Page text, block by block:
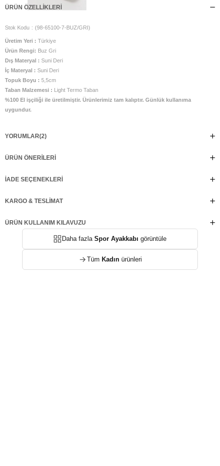
ÜRÜN ÖZELLIKLERI
Stok Kodu (98-65100-7-BUZ/GRI)
Üretim Yeri : Türkiye
Ürün Rengi: Buz Gri
Dış Materyal : Suni Deri
İç Materyal : Suni Deri
Topuk Boyu : 5,5cm
Taban Malzemesi : Light Termo Taban
%100 El işçiliği ile üretilmiştir. Ürünlerimiz tam kalıptır. Günlük kullanıma
uygundur.
YORUMLAR(2)
ÜRÜN ÖNERILERI
İADE SEÇENEKLERI
KARGO & TESLIMAT
ÜRÜN KULLANIM KILAVUZU
Daha fazlaSpor Ayakkabı görüntüle
Tüm Kadınürünleri